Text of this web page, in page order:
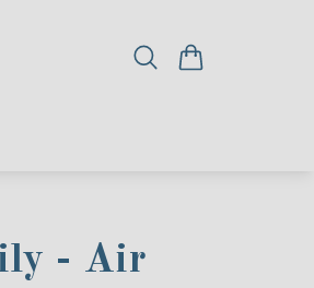
- Air